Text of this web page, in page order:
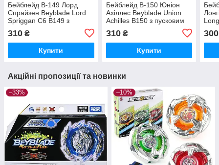
Бейблейд B-149 Лорд
Спрайзен Beyblade Lord
Spriggan С6 B149 з
310 ₴
Купити
Бейблейд B-150 Юніон
Ахіллес Beyblade Union
Achilles B150 з пусковим
310₴
Купити
300
Акційні пропозиції та новинки
–33% –10%